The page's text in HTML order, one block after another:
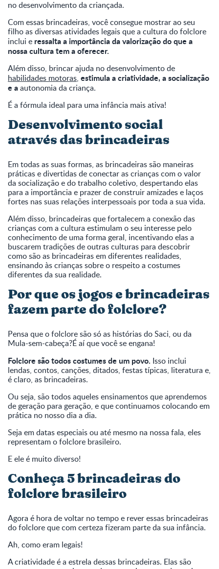
no desenvolvimento da criançada.
Com essas brincadeiras, você consegue mostrar ao seu
filho as diversas atividades legais que a cultura do folclore
inclui e ressalta a importância da valorização do que a
nossa cultura tem a oferecer.
Além disso, brincar ajuda no desenvolvimento de
habilidades motoras, estimula a criatividade, a socialização
e aautonomia da criança.
É a fórmula ideal para uma infância mais ativa!
Desenvolvimento social
através das brincadeiras
Em todas as suas formas, as brincadeiras são maneiras
práticas e divertidas de conectar as crianças com o valor
da socialização e do trabalho coletivo, despertando elas
para a importância e prazer de construir amizades e laços
fortes nas suas relações interpessoais por toda a sua vida.
Além disso, brincadeiras que fortalecem a conexão das
crianças com a cultura estimulam o seu interesse pelo
conhecimento de uma forma geral, incentivando elas a
buscarem tradições de outras culturas para descobrir
como são as brincadeiras em diferentes realidades,
ensinando às crianças sobre o respeito a costumes
diferentes da sua realidade.
Por que os jogos e brincadeiras
fazem parte do folclore?
Pensa que o folclore são só as histórias do Saci, ou da
Mula-sem-cabeça?É aí que você se engana!
Folclore são todos costumes de um povo. Isso inclui
lendas, contos, canções, ditados, festas típicas, literatura e,
é claro, as brincadeiras.
Ou seja, são todos aqueles ensinamentos que aprendemos
de geração para geração, e que continuamos colocando em
prática no nosso dia a dia.
Seja em datas especiais ou até mesmo na nossa fala, eles
representam o folclore brasileiro.
E ele é muito diverso!
Conheça 5 brincadeiras do
folclore brasileiro
Agora é hora de voltar no tempo e rever essas brincadeiras
do folclore que com certeza fizeram parte da sua infância.
Ah, como eram legais!
A criatividade é a estrela dessas brincadeiras. Elas são